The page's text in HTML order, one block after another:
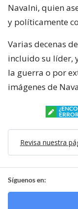
Navalni, quien
y políticamente
Varias decenas
incluido su líder,
la guerra o por
imágenes de
Revisa nuestra
Síguenos en: